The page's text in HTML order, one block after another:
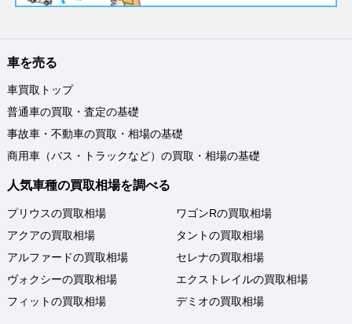
車を売る
車買取トップ
普通車の買取・査定の基礎
事故車・不動車の買取・相場の基礎
商用車（バス・トラックなど）の買取・相場の基礎
人気車種の買取相場を調べる
プリウスの買取相場
アクアの買取相場
アルファードの買取相場
ヴォクシーの買取相場
フィットの買取相場
ワゴンRの買取相場
タントの買取相場
セレナの買取相場
エクストレイルの買取相場
デミオの買取相場